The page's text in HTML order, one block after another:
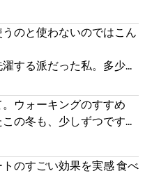
のと使わないのではこん
する派だった私。多少...
ウォーキングのすすめ
の冬も、少しずつです...
のすごい効果を実感 食べ